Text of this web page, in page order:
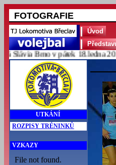
FOTOGRAFIE
Úvod
Brno v pátek 18.ledna 2013
UTKÁNÍ
ROZPISY TRÉNINKŮ
VZKAZY